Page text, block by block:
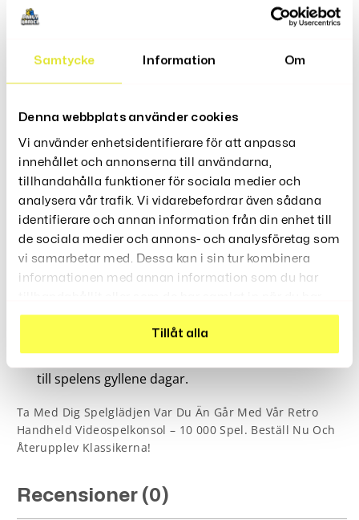
Samtycke Information Om
Denna webbplats använder cookies
Vi använder enhetsidentifierare för att anpassa
innehållet och annonserna till användarna,
tillhandahålla funktioner för sociala medier och
analysera vår trafik. Vi vidarebefordrar även sådana
identifierare och annan information från din enhet till
de sociala medier och annons- och analysföretag som
vi samarbetar med. Dessa kan i sin tur kombinera
informationen med annan information som du har
använt deras tjänster.
Tillåt alla
Spelupplevelse. Med Linux-Systemet Och Ett
Lagringsutrymme På 64GB Eller 128GB, Har Du Tillgång
Kompakta Och Lätta Designen Gör Den Perfekt För Spel På
Språng, Och Dess Retrostil Ger En Charmig Touch Till Din
Funktioner:
10 000 Spel Inkluderade : Ett omfattande bibliotek
av klassiska spel för oändlig underhållning.
3,5 Tum IPS Skärm : Ger skarpa och livfulla bilder
för en optimal spelupplevelse.
64GB: Välj mellan två lagringsalternativ för att
passa dina behov.
Linux System: Stabilt och pålitligt operativsystem
Bärbar Design: Kompakt och lätt, perfekt för spel
: En charmig design som tar dig tillbaka
till spelens gyllene dagar.
Ta Med Dig Spelglädjen Var Du Än Går Med Vår Retro
Handheld Videospelkonsol – 10 000 Spel. Beställ Nu Och
Återupplev Klassikerna!
Recensioner (0)